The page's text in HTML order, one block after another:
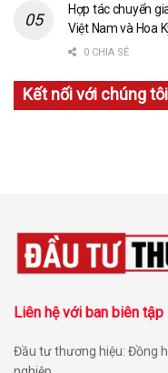
Hợp tác chuyển
Việt Nam và Hoa
0 CHIA SẺ
Kết nối với chúng tôi
Liên hệ với ban biên tập
Đầu tư thương hiệu: Đồng